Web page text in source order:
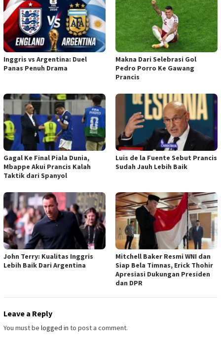
Inggris vs Argentina: Duel
Panas Penuh Drama
Makna Dari Selebrasi Gol
Pedro Porro Ke Gawang
Prancis
Gagal Ke Final Piala Dunia,
Mbappe Akui Prancis Kalah
Taktik dari Spanyol
Luis de la Fuente Sebut Prancis
Sudah Jauh Lebih Baik
John Terry: Kualitas Inggris
Lebih Baik Dari Argentina
Mitchell Baker Resmi WNI dan
Siap Bela Timnas, Erick Thohir
Apresiasi Dukungan Presiden
dan DPR
Leave a Reply
You must be logged in to post a comment.